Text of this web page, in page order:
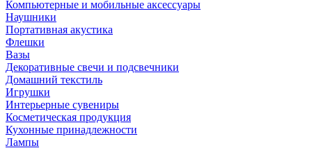
Компьютерные и мобильные аксессуары
Наушники
Портативная акустика
Флешки
Вазы
Декоративные свечи и подсвечники
Домашний текстиль
Игрушки
Интерьерные сувениры
Косметическая продукция
Кухонные принадлежности
Лампы